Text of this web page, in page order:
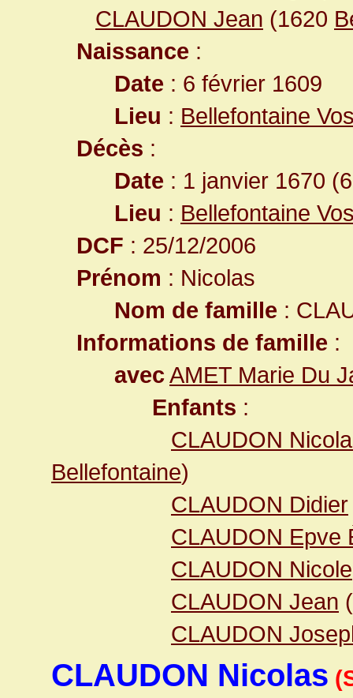
CLAUDON Jean (1620
Naissance :
Date : 6 février 1609
Lieu : Bellefontaine
Décès :
Date : 1 janvier 1670
Lieu : Bellefontaine
DCF : 25/12/2006
Prénom : Nicolas
Nom de famille :
Informations de famille :
avecAMET Marie Du
Enfants :
CLAUDON
Bellefontaine)
CLAUDON Didier
CLAUDON Epve
CLAUDON Nicole
CLAUDON Jean
CLAUDON
CLAUDON Nicolas